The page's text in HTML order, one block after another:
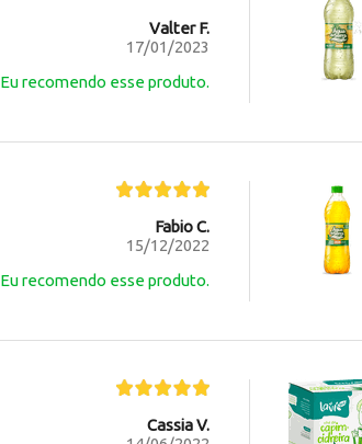
Valter F.
17/01/2023
Eu recomendo esse produto.
Fabio C.
15/12/2022
Eu recomendo esse produto.
Cassia V.